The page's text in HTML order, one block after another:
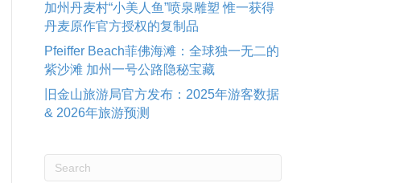
加州丹麦村“小美人鱼”喷泉雕塑 惟一获得
丹麦原作官方授权的复制品
Pfeiffer Beach菲佛海滩：全球独一无二的
紫沙滩 加州一号公路隐秘宝藏
旧金山旅游局官方发布：2025年游客数据
& 2026年旅游预测